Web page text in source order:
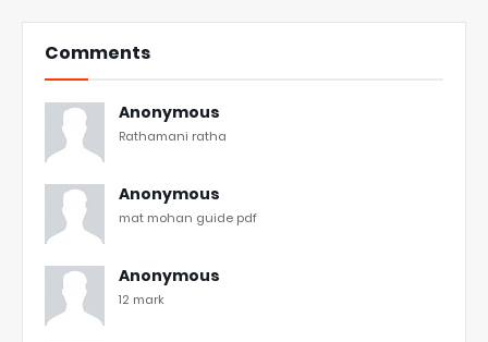
Comments
Anonymous
Rathamani ratha
Anonymous
mat mohan guide pdf
Anonymous
12 mark